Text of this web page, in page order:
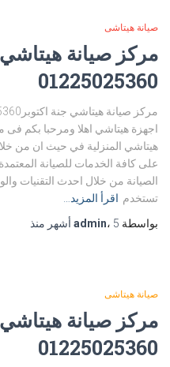
صيانة هيتاشى
مركز صيانة هيتاشي
01225025360
اجهزة هيتاشي اهلا ومرحبا بكم فى
هيتاشي المنزلية في حيث ان من
على كافة الخدمات للصيانة
الصيانة من خلال احدث التقنيات
تستخدم اقرأ المزيد…
بواسطة
admin، 5 أشهر منذ
صيانة هيتاشى
مركز صيانة هيتاشي
01225025360